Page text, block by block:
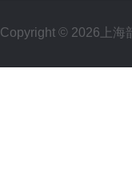
Copyright © 2026上